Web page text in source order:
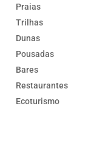
Praias
Trilhas
Dunas
Pousadas
Bares
Restaurantes
Ecoturismo